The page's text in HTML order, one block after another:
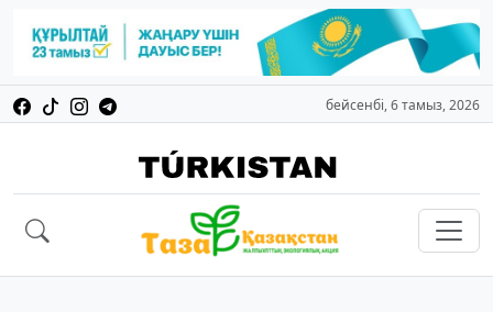
бейсенбі, 6 тамыз, 2026